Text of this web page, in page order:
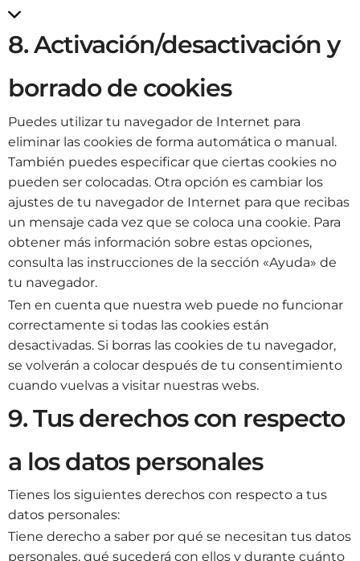
8. Activación/desactivación y
borrado de cookies
Puedes utilizar tu navegador de Internet para
eliminar las cookies de forma automática o manual.
También puedes especificar que ciertas cookies no
pueden ser colocadas. Otra opción es cambiar los
ajustes de tu navegador de Internet para que recibas
un mensaje cada vez que se coloca una cookie. Para
obtener más información sobre estas opciones,
consulta las instrucciones de la sección «Ayuda» de
tu navegador.
Ten en cuenta que nuestra web puede no funcionar
correctamente si todas las cookies están
desactivadas. Si borras las cookies de tu navegador,
se volverán a colocar después de tu consentimiento
cuando vuelvas a visitar nuestras webs.
9. Tus derechos con respecto
a los datos personales
Tienes los siguientes derechos con respecto a tus
datos personales:
Tiene derecho a saber por qué se necesitan tus datos
personales, qué sucederá con ellos y durante cuánto